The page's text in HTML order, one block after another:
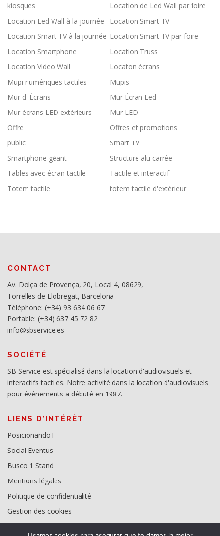
kiosques
Location de Led Wall par foire
Location Led Wall à la journée
Location Smart TV
Location Smart TV à la journée Location Smart TV par foire
Location Smartphone
Location Truss
Location Video Wall
Locaton écrans
Mupi numériques tactiles
Mupis
Mur d' Écrans
Mur Écran Led
Mur écrans LED extérieurs
Mur LED
Offre
Offres et promotions
public
Smart TV
Smartphone géant
Structure alu carrée
Tables avec écran tactile
Tactile et interactif
Totem tactile
totem tactile d'extérieur
CONTACT
Av. Dolça de Provença, 20, Local 4, 08629,
Torrelles de Llobregat, Barcelona
Téléphone: (+34) 93 634 06 67
Portable: (+34) 637 45 72 82
info@sbservice.es
SOCIÉTÉ
SB Service est spécialisé dans la location d'audiovisuels et
interactifs tactiles. Notre activité dans la location d'audiovisuels
pour événements a débuté en 1987.
LIENS D’INTÉRÊT
PosicionandoT
Social Eventus
Busco 1 Stand
Mentions légales
Politique de confidentialité
Gestion des cookies